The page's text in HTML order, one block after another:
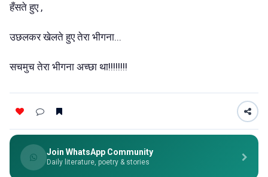
हँसते हुए ,
उछलकर खेलते हुए तेरा भीगना...
सचमुच तेरा भीगना अच्छा था!!!!!!!!
Join WhatsApp Community
Daily literature, poetry & stories